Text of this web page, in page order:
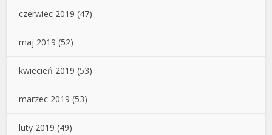
czerwiec 2019 (47)
maj 2019 (52)
kwiecień 2019 (53)
marzec 2019 (53)
luty 2019 (49)